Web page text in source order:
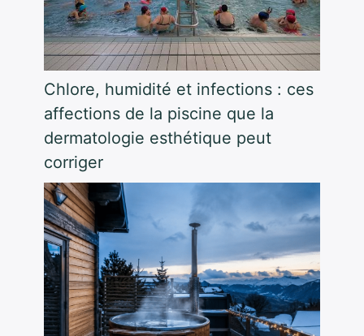
Chlore, humidité et infections : ces
affections de la piscine que la
dermatologie esthétique peut
corriger